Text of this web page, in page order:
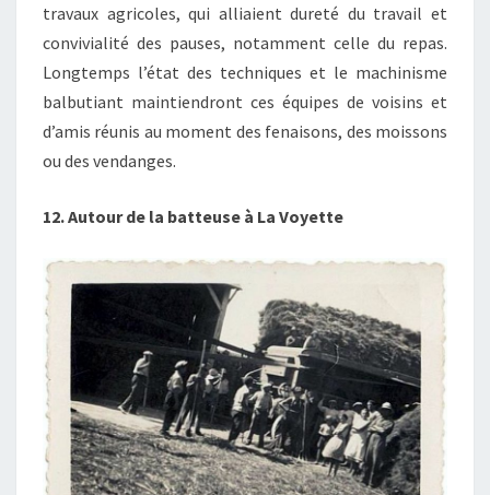
travaux agricoles, qui alliaient dureté du travail et
convivialité des pauses, notamment celle du repas.
Longtemps l’état des techniques et le machinisme
balbutiant maintiendront ces équipes de voisins et
d’amis réunis au moment des fenaisons, des moissons
ou des vendanges.
12. Autour de la batteuse à La Voyette